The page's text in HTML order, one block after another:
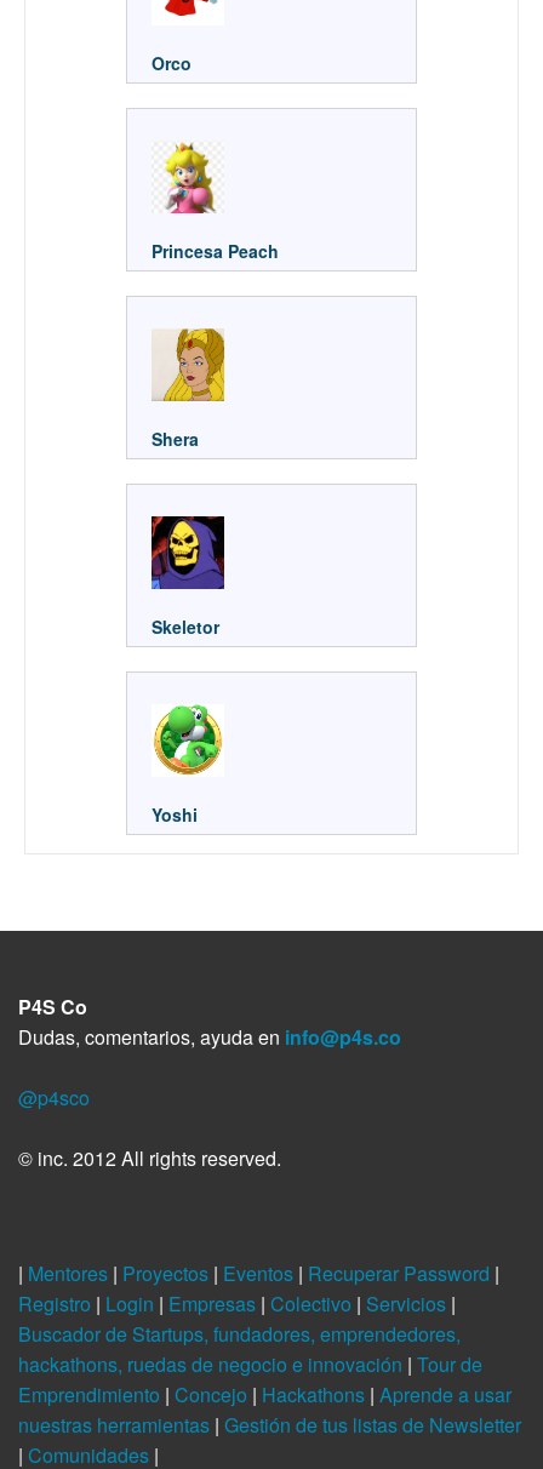
Orco
Princesa Peach
Shera
Skeletor
Yoshi
P4S Co
Dudas, comentarios, ayuda en info@p4s.co
@p4sco
© inc. 2012 All rights reserved.
| Mentores | Proyectos | Eventos | Recuperar Password |
Registro | Login | Empresas | Colectivo | Servicios |
Buscador de Startups, fundadores, emprendedores,
hackathons, ruedas de negocio e innovación | Tour de
Emprendimiento | Concejo | Hackathons | Aprende a usar
nuestras herramientas | Gestión de tus listas de Newsletter
| Comunidades |